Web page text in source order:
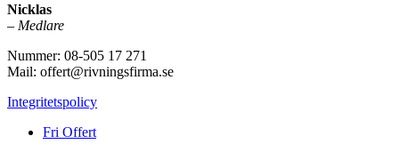
Nicklas
– Medlare
Nummer: 08-505 17 271
Mail: offert@rivningsfirma.se
Integritetspolicy
Fri Offert